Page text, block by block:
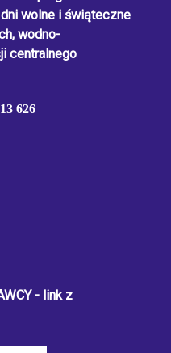
wolne i świąteczne
wodno-
centralnego
626
- link z